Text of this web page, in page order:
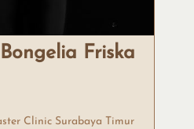
Friska
Clinic Surabaya Timur